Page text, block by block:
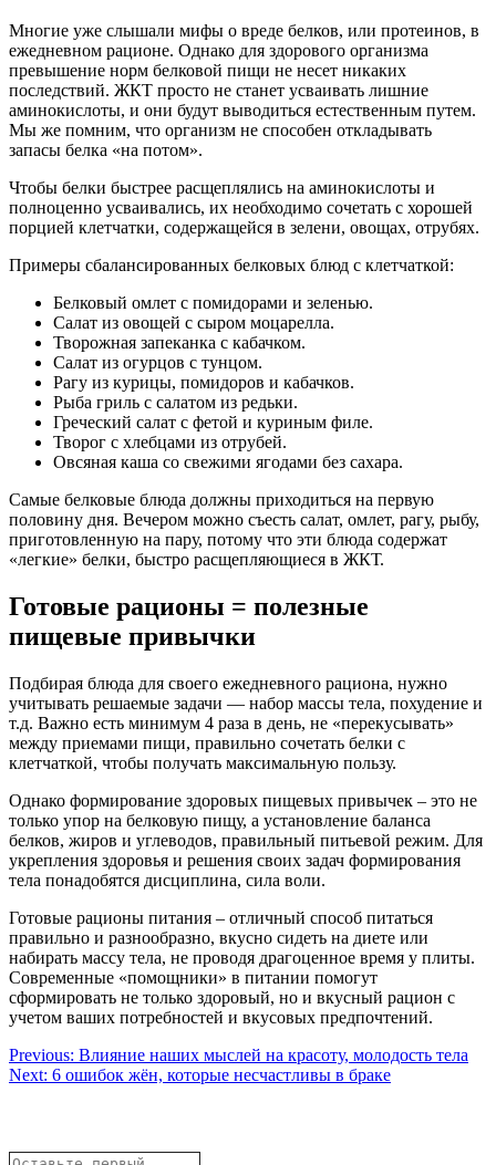
Многие уже слышали мифы о вреде белков, или протеинов, в
ежедневном рационе. Однако для здорового организма
превышение норм белковой пищи не несет никаких
последствий. ЖКТ просто не станет усваивать лишние
аминокислоты, и они будут выводиться естественным путем.
Мы же помним, что организм не способен откладывать
запасы белка «на потом».
Чтобы белки быстрее расщеплялись на аминокислоты и
полноценно усваивались, их необходимо сочетать с хорошей
порцией клетчатки, содержащейся в зелени, овощах, отрубях.
Примеры сбалансированных белковых блюд с клетчаткой:
Белковый омлет с помидорами и зеленью.
Салат из овощей с сыром моцарелла.
Творожная запеканка с кабачком.
Салат из огурцов с тунцом.
Рагу из курицы, помидоров и кабачков.
Рыба гриль с салатом из редьки.
Греческий салат с фетой и куриным филе.
Творог с хлебцами из отрубей.
Овсяная каша со свежими ягодами без сахара.
Самые белковые блюда должны приходиться на первую
половину дня. Вечером можно съесть салат, омлет, рагу, рыбу,
приготовленную на пару, потому что эти блюда содержат
«легкие» белки, быстро расщепляющиеся в ЖКТ.
Готовые рационы = полезные
пищевые привычки
Подбирая блюда для своего ежедневного рациона, нужно
учитывать решаемые задачи — набор массы тела, похудение и
т.д. Важно есть минимум 4 раза в день, не «перекусывать»
между приемами пищи, правильно сочетать белки с
клетчаткой, чтобы получать максимальную пользу.
Однако формирование здоровых пищевых привычек – это не
только упор на белковую пищу, а установление баланса
белков, жиров и углеводов, правильный питьевой режим. Для
укрепления здоровья и решения своих задач формирования
тела понадобятся дисциплина, сила воли.
Готовые рационы питания – отличный способ питаться
правильно и разнообразно, вкусно сидеть на диете или
набирать массу тела, не проводя драгоценное время у плиты.
Современные «помощники» в питании помогут
сформировать не только здоровый, но и вкусный рацион с
учетом ваших потребностей и вкусовых предпочтений.
Навигация
по
Previous: Влияние наших мыслей на красоту, молодость тела
Next: 6 ошибок жён, которые несчастливы в браке